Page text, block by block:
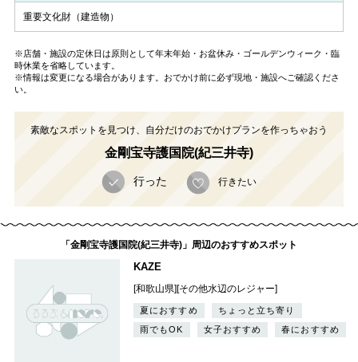
重要文化財（建造物）
※店舗・施設の定休日は原則として年末年始・お盆休み・ゴールデンウィーク・臨
時休業を省略しています。
※情報は変更になる場合があります。おでかけ前に必ず現地・施設へご確認くださ
い。
素敵なスポットを見つけ、自分だけのおでかけプランを作っちゃおう
金剛宝寺護国院(紀三井寺)
行った 行きたい
「金剛宝寺護国院(紀三井寺)」周辺のおすすめスポット
KAZE
[和歌山県][その他水辺のレジャー]
夏におすすめ
ちょっと立ち寄り
雨でもOK
女子おすすめ 春におすすめ